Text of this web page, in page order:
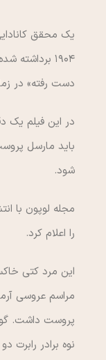
۱۹۰۴
دست رفته» در زمانی
شود.
مجله لوپون با
را اعلام کرد.
این مرد کتی
مراسم عروسی
پروست داشت.
نوه برادر